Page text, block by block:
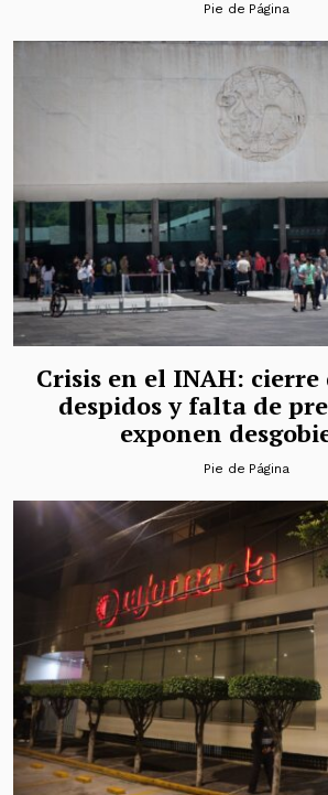
Pie de Página
Crisis en el INAH: cierre
despidos y falta de
exponen
Pie de Página